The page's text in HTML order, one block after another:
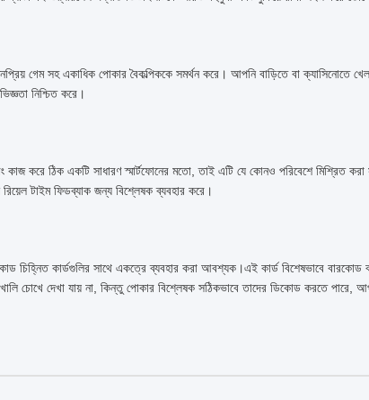
গেম সহ একাধিক পোকার বৈকল্পিককে সমর্থন করে। আপনি বাড়িতে বা ক্যাসিনোতে
নিশ্চিত করে।
কাজ করে ঠিক একটি সাধারণ স্মার্টফোনের মতো, তাই এটি যে কোনও পরিবেশে মিশ্রিত
টাইম ফিডব্যাক জন্য বিশ্লেষক ব্যবহার করে।
চিহ্নিত কার্ডগুলির সাথে একত্রে ব্যবহার করা আবশ্যক।এই কার্ড বিশেষভাবে বারকোড
খালি চোখে দেখা যায় না, কিন্তু পোকার বিশ্লেষক সঠিকভাবে তাদের ডিকোড করতে পারে,